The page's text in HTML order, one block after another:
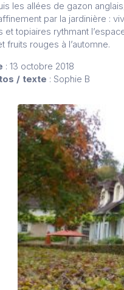
les allées de gazon
par la jardinière :
et topiaires rythmant
fruits rouges à l’automne.
: 13 octobre 2018
/ texte : Sophie B